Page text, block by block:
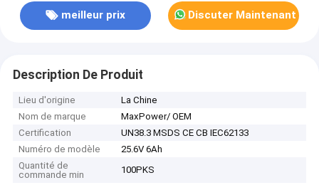
meilleur prix Discuter Maintenant
Description De Produit
Lieu d'origine
La Chine
Nom de marque
MaxPower/ OEM
Certification
UN38.3 MSDS CE CB IEC62133
Numéro de modèle
25.6V 6Ah
Quantité de
commande min
100PKS